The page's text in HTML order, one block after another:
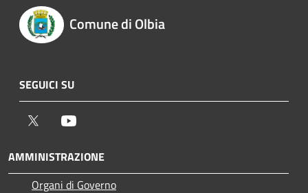
Comune di Olbia
SEGUICI SU
Twitter
AMMINISTRAZIONE
Organi di Governo